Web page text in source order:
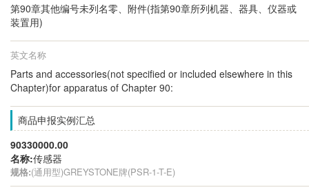
第90章其他编号未列名零、附件(指第90章所列机器、器具、仪器或
装置用)
英文名称
Parts and accessories(not specified or included elsewhere in this
Chapter)for apparatus of Chapter 90:
商品申报实例汇总
90330000.00
名称:传感器
规格:(通用型)GREYSTONE牌(PSR-1-T-E)